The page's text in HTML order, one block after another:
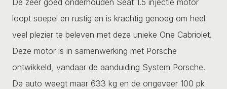
loopt soepel en rustig en is krachtig genoeg om heel
veel plezier te beleven met deze unieke One Cabriolet.
Deze motor is in samenwerking met Porsche
ontwikkeld, vandaar de aanduiding System Porsche.
De auto weegt maar 633 kg en de ongeveer 100 pk